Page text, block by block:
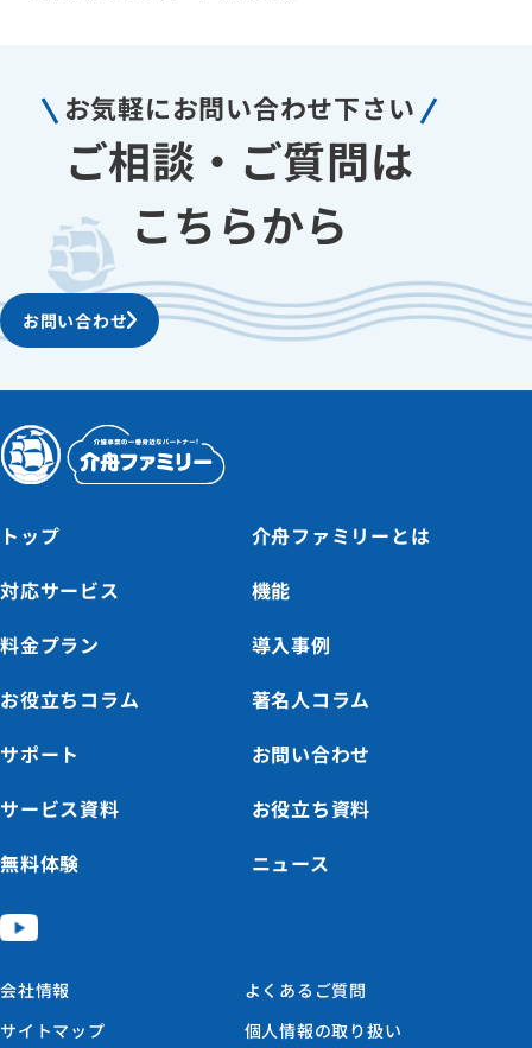
お気軽にお問い合わせ下さい
ご相談・ご質問は
こちらから
お問い合わせ
トップ
介舟ファミリーとは
対応サービス
機能
料金プラン
導入事例
お役立ちコラム
著名人コラム
サポート
お問い合わせ
サービス資料
お役立ち資料
無料体験
ニュース
会社情報
よくあるご質問
サイトマップ
個人情報の取り扱い